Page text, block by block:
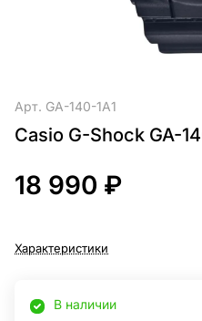
Арт. GA-140-1A1
Casio G-Shock GA-
18 990 ₽
Характеристики
В наличии